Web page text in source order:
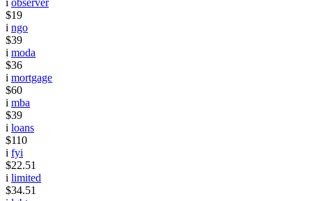
i observer
$19
i ngo
$39
i moda
$36
i mortgage
$60
i mba
$39
i loans
$110
i fyi
$22.51
i limited
$34.51